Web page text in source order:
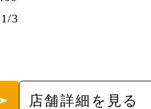
3
店舗詳細を見る